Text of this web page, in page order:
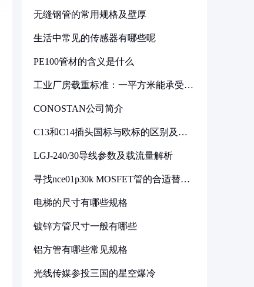
无缝钢管的常用规格及壁厚
生活中常见的传感器有哪些呢
PE100管材的含义是什么
工业厂房载重标准：一平方米能承受多
CONOSTAN公司简介
C13和C14插头国标与欧标的区别及其
LGJ-240/30导线参数及载流量解析
寻找nce01p30k MOSFET管的合适替代
电梯的尺寸有哪些规格
镀锌方管尺寸一般有哪些
铝方管有哪些常见规格
光线传媒参投三国的星空爆冷